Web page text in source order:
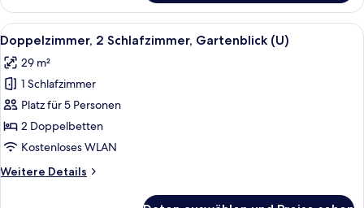
2 Schlafzimmer
(U)
Alle
Fotos
für
Doppelzimmer,
2 Schlafzimmer,
Gartenblick
(U)
Ein Hotelzimmer mit zwei Betten,
6
Doppelzimmer, 2 Schlafzimmer, Gartenblick (U)
29 m²
1 Schlafzimmer
Platz für 5 Personen
2 Doppelbetten
Kostenloses WLAN
Weitere Details
Weitere